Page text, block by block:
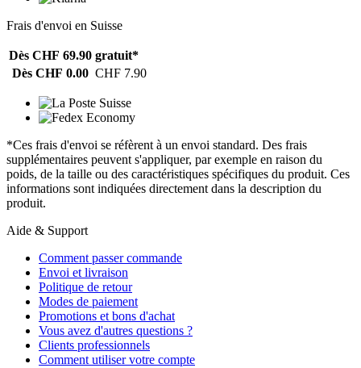
Frais d'envoi en Suisse
Dès CHF 69.90 gratuit*
Dès CHF 0.00 CHF 7.90
*Ces frais d'envoi se réfèrent à un envoi standard. Des frais
supplémentaires peuvent s'appliquer, par exemple en raison du
poids, de la taille ou des caractéristiques spécifiques du produit. Ces
informations sont indiquées directement dans la description du
produit.
Aide & Support
Comment passer commande
Envoi et livraison
Politique de retour
Modes de paiement
Promotions et bons d'achat
Vous avez d'autres questions ?
Clients professionnels
Comment utiliser votre compte